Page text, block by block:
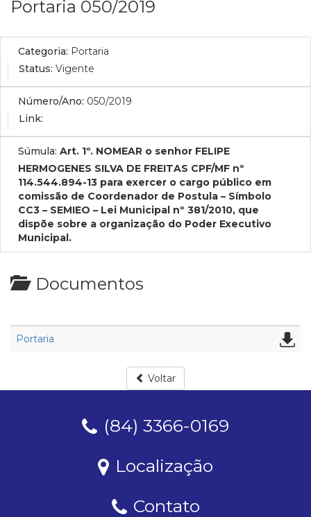
Portaria 050/2019
Categoria: Portaria
Status: Vigente
Número/Ano: 050/2019
Link:
Súmula: Art. 1º. NOMEAR o senhor FELIPE
HERMOGENES SILVA DE FREITAS CPF/MF nº
114.544.894-13 para exercer o cargo público em
comissão de Coordenador de Postula – Símbolo
CC3 – SEMIEO – Lei Municipal nº 381/2010, que
dispõe sobre a organização do Poder Executivo
Municipal.
Documentos
Portaria
Voltar
(84) 3366-0169
Localização
Contato